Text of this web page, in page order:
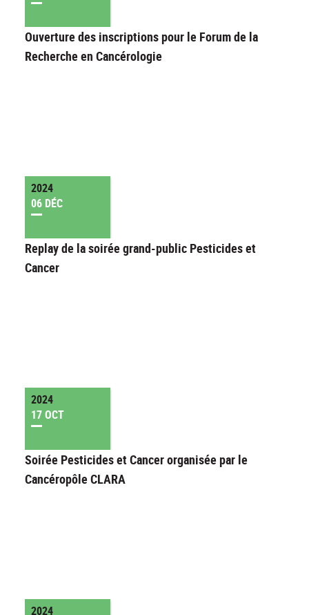
Ouverture des inscriptions pour le Forum de la
Recherche en Cancérologie
2024
06 DÉC
Replay de la soirée grand-public Pesticides et
Cancer
2024
17 OCT
Soirée Pesticides et Cancer organisée par le
Cancéropôle CLARA
2024